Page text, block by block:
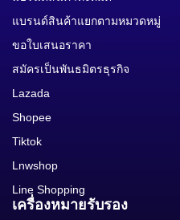
แบรนด์สินค้าแยกตามหมวดหมู่
ขอใบเสนอราคา
สมัครเป็นพันธมิตรธุรกิจ
Lazada
Shopee
Tiktok
Lnwshop
Line Shopping
เครื่องหมายรับรอง